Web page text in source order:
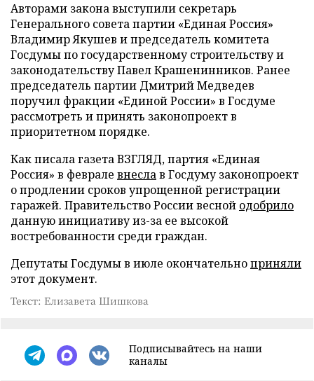
Авторами закона выступили секретарь
Генерального совета партии «Единая Россия»
Владимир Якушев и председатель комитета
Госдумы по государственному строительству и
законодательству Павел Крашенинников. Ранее
председатель партии Дмитрий Медведев
поручил фракции «Единой России» в Госдуме
рассмотреть и принять законопроект в
приоритетном порядке.
Как писала газета ВЗГЛЯД, партия «Единая
Россия» в феврале внеслав Госдуму законопроект
о продлении сроков упрощенной регистрации
гаражей. Правительство России весной одобрило
данную инициативу из-за ее высокой
востребованности среди граждан.
Депутаты Госдумы в июле окончательноприняли
этот документ.
Текст: Елизавета Шишкова
Подписывайтесь на наши
каналы